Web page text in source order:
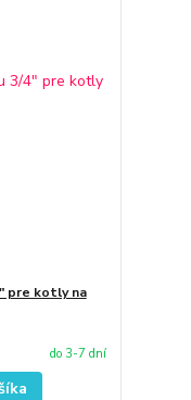
pre kotly na
do 3-7 dní